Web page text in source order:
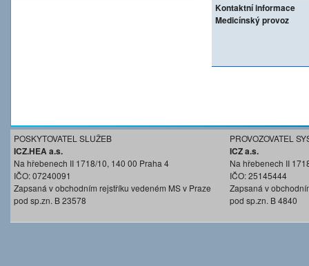
Kontaktní informace
Medicínský provoz
POSKYTOVATEL SLUŽEB
ICZ.HEA a.s.
Na hřebenech II 1718/10, 140 00 Praha 4
IČO: 07240091
Zapsaná v obchodním rejstříku vedeném MS v Praze
pod sp.zn. B 23578
PROVOZOVATEL
ICZ a.s.
Na hřebenech II
IČO: 25145444
Zapsaná v
pod sp.zn. B 4840